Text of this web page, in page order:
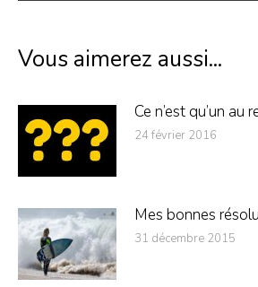
Vous aimerez aussi...
Ce n’est qu’un au
24 février 2016
Mes bonnes
31 décembre 2015